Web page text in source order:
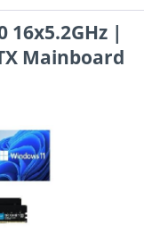
16x5.2GHz |
Mainboard